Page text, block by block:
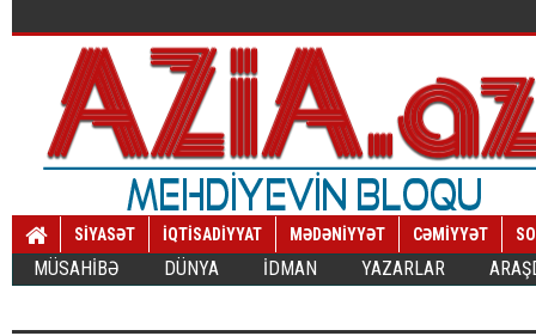
SİYASƏT İQTİSADİYYAT MƏDƏNİYYƏT CƏMİYYƏT
MÜSAHİBƏ DÜNYA İDMAN YAZARLAR